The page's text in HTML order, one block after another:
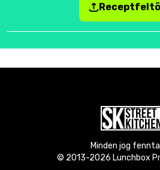
Minden jog
© 2013-2026 Lunchbox